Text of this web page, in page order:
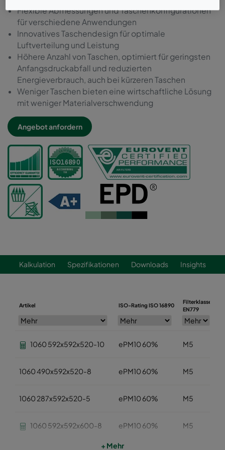
Flexible Abmessungen und Taschenkonfigurationen
für verschiedene Anwendungen
Innovatives Taschendesign für optimale
Luftverteilung und Leistung
Höhere Anzahl von Taschen, optimiert für geringsten
Anfangsdruckabfall und reduzierten
Energieverbrauch, auch bei kürzeren Taschen
Weniger Taschen bieten eine wirtschaftliche Lösung
mit weniger Materialverschwendung
Angebot anfordern
Kalkulation Spezifikationen Downloads Insights
Artikel ISO-Rating ISO 16890
Filterklasse
EN779
1060 592x592x520-10 ePM10 60% M5
1060 490x592x520-8 ePM10 60% M5
1060 287x592x520-5 ePM10 60% M5
1060 592x592x600-8 ePM10 60% M5
+ Mehr